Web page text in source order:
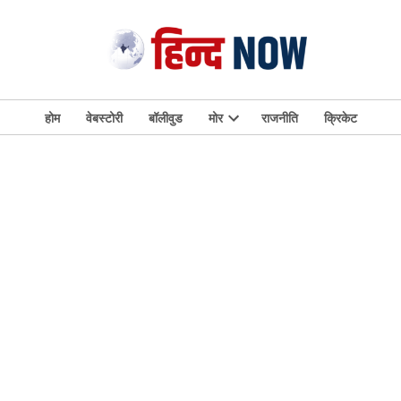
होम वेबस्टोरी बॉलीवुड मोर
Open
राजनीति क्रिकेट